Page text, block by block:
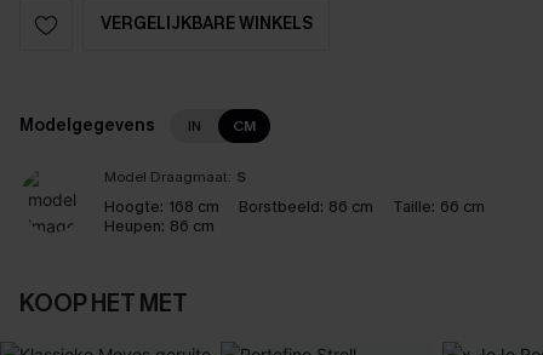
VERGELIJKBARE WINKELS
Modelgegevens IN CM
Model Draagmaat: S
Hoogte: 168 cm Borstbeeld: 86 cm Taille: 66 cm
Heupen: 86 cm
KOOP HET MET